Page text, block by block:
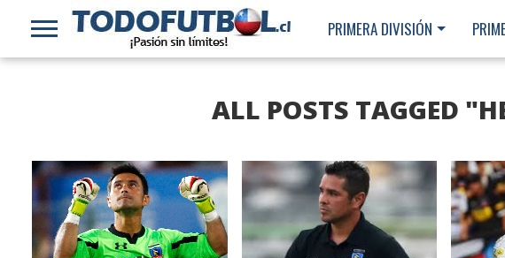
PRIMERA DIVISIÓN
ALL POSTS TAGGED
LEER MÁS LEER MÁS